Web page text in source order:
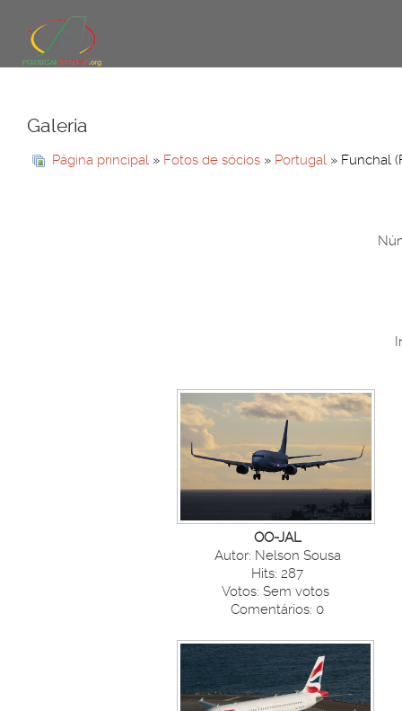
Galeria
Página principal » Fotos de sócios » Portugal » Funchal
OO-JAL
Autor: Nelson Sousa
Hits: 287
Votos: Sem votos
Comentários: 0